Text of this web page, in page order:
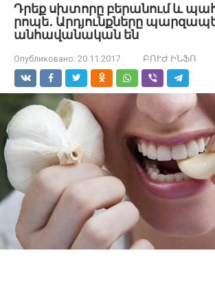
Դրեք սխտորը բերանում և
րոպե․ Արդյունքները
անհավանական են
Опубликовано: 20.11.2017 ԲՈՒԺ ԻՆՖՈ